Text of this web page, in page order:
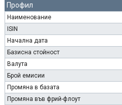
Профил
Наименование
ISIN
Начална дата
Базисна стойност
Валута
Брой емисии
Промяна в базата
Промяна във фрий-флоут